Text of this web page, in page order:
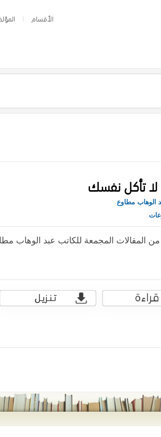
الأقسام
تأكل نفسك
الوهاب مطاوع
المقالات المجمعة للكاتب عبد الوهاب